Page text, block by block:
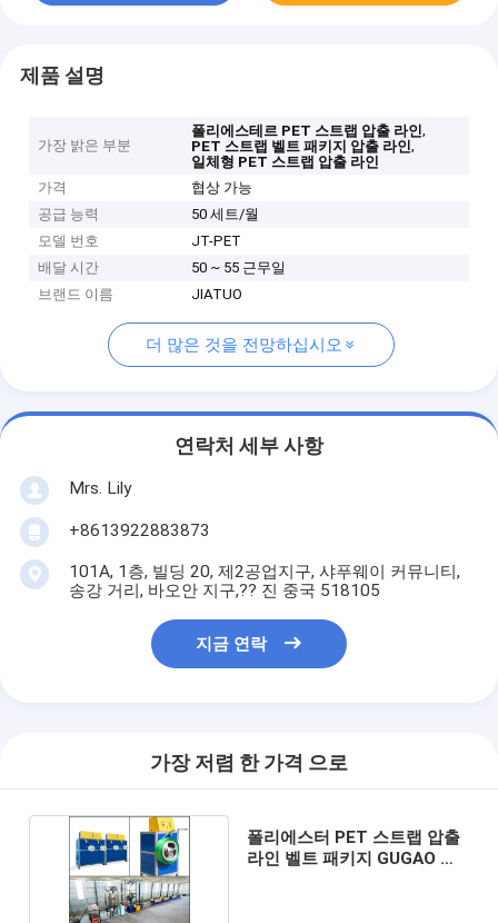
제품 설명
가장 밝은 부분
폴리에스테르 PET 스트랩 압출 라인,
PET 스트랩 벨트 패키지 압출 라인,
일체형 PET 스트랩 압출 라인
가격
협상 가능
공급 능력
50 세트/월
모델 번호
JT-PET
배달 시간
50 ~ 55 근무일
브랜드 이름
JIATUO
더 많은 것을 전망하십시오
연락처 세부 사항
Mrs. Lily
+8613922883873
101A, 1층, 빌딩 20, 제2공업지구, 샤푸웨이 커뮤니티,
송강 거리, 바오안 지구,?? 진 중국 518105
지금 연락
가장 저렴 한 가격 으로
폴리에스터 PET 스트랩 압출
라인 벨트 패키지 GUGAO 모